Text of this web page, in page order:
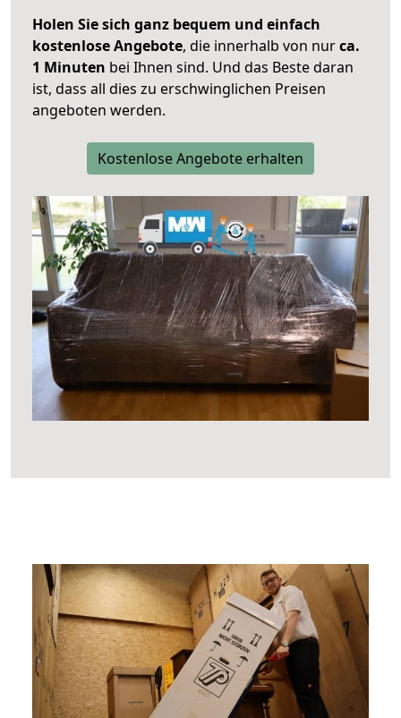
Holen Sie sich ganz bequem und einfach
kostenlose Angebote, die innerhalb von nurca.
1 Minuten bei Ihnen sind. Und das Beste daran
ist, dass all dies zu erschwinglichen Preisen
angeboten werden.
Kostenlose Angebote erhalten